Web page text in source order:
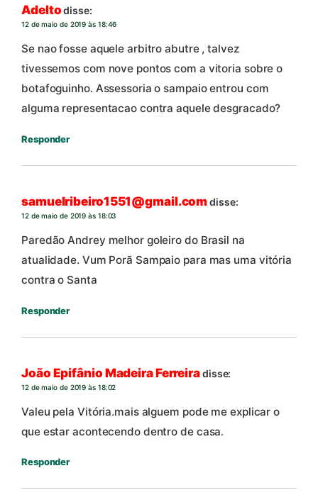
Adeltodisse:
12 de maio de 2019 às 18:46
Se nao fosse aquele arbitro abutre , talvez
tivessemos com nove pontos com a vitoria sobre o
botafoguinho. Assessoria o sampaio entrou com
alguma representacao contra aquele desgracado?
Responder
samuelribeiro1551@gmail.comdisse:
12 de maio de 2019 às 18:03
Paredão Andrey melhor goleiro do Brasil na
atualidade. Vum Porã Sampaio para mas uma vitória
contra o Santa
Responder
João Epifânio Madeira Ferreiradisse:
12 de maio de 2019 às 18:02
Valeu pela Vitória.mais alguem pode me explicar o
que estar acontecendo dentro de casa.
Responder